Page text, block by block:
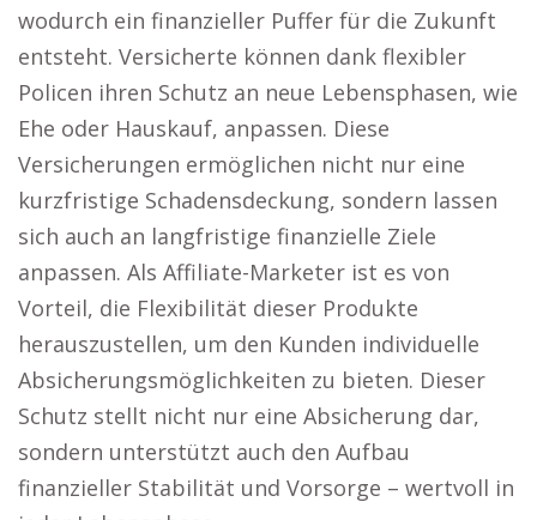
wodurch ein finanzieller Puffer für die Zukunft
entsteht. Versicherte können dank flexibler
Policen ihren Schutz an neue Lebensphasen, wie
Ehe oder Hauskauf, anpassen. Diese
Versicherungen ermöglichen nicht nur eine
kurzfristige Schadensdeckung, sondern lassen
sich auch an langfristige finanzielle Ziele
anpassen. Als Affiliate-Marketer ist es von
Vorteil, die Flexibilität dieser Produkte
herauszustellen, um den Kunden individuelle
Absicherungsmöglichkeiten zu bieten. Dieser
Schutz stellt nicht nur eine Absicherung dar,
sondern unterstützt auch den Aufbau
finanzieller Stabilität und Vorsorge – wertvoll in